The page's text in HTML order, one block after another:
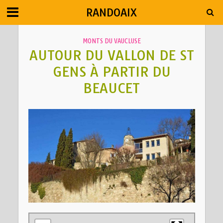
RANDOAIX
MONTS DU VAUCLUSE
AUTOUR DU VALLON DE ST
GENS À PARTIR DU
BEAUCET